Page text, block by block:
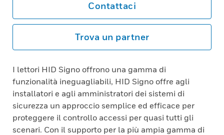
Contattaci
Trova un partner
I lettori HID Signo offrono una gamma di
funzionalità ineguagliabili, HID Signo offre agli
installatori e agli amministratori dei sistemi di
sicurezza un approccio semplice ed efficace per
proteggere il controllo accessi per quasi tutti gli
scenari. Con il supporto per la più ampia gamma di